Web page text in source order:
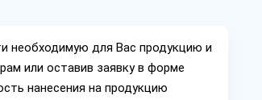
необходимую для Вас продукцию и
или оставив заявку в форме
нанесения на продукцию